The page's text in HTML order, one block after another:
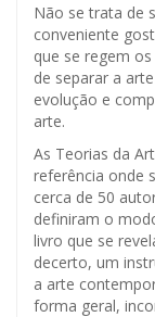
Não se trata de
conveniente
que se regem
de separar a
evolução e
arte.
As Teorias da
referência onde
cerca de 50
definiram o
livro que se
decerto, um
a arte
forma geral,